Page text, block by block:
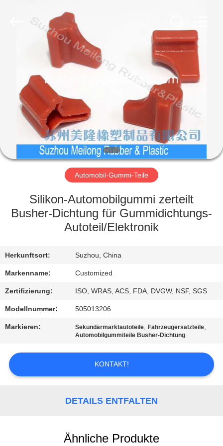
PRODUKTE
SHOW
ÜBER
FABRIK-
AUSFLUG
QUALITÄTSKONTROLLE
TRETEN
SIE
MIT
IN
VERBINDUNG
FORDERN
Automobil-Gummi-Teile
Silikon-Automobilgummi zerteilt
Busher-Dichtung für Gummidichtungs-
Autoteil/Elektronik
Herkunftsort: Suzhou, China
Markenname: Customized
Zertifizierung: ISO, WRAS, ACS, FDA, DVGW, NSF, SGS
Modellnummer: 505013206
Markieren: Sekundärmarktautoteile,Fahrzeugersatzteile,
Automobilgummiteile Busher-Dichtung
KONTAKT!
DETAILS ENTFALTEN
Ähnliche Produkte